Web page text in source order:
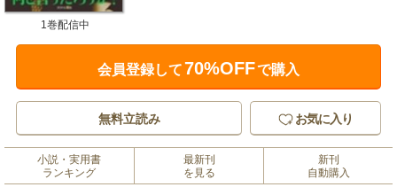
1巻配信中
会員登録して70%OFFで購入
無料立読み お気に入り
小説・実用書
ランキング
最新刊
を見る
新刊
自動購入